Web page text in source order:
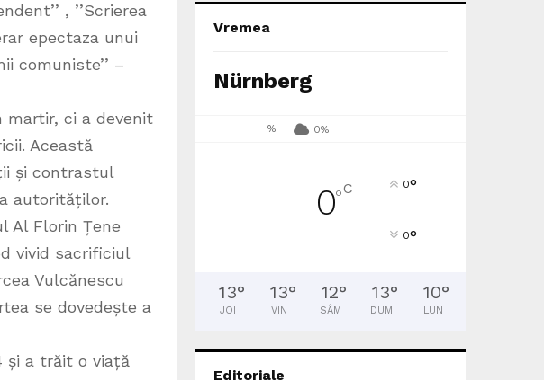
‚ ’’Scrierea
epectaza unui
comuniste’’ –
martir, ci a devenit
Această
și contrastul
autorităților.
Al Florin Țene
vivid sacrificiul
Vulcănescu
se dovedește a
și a trăit o viață
Vremea
Nürnberg
% 0%
0°C 0°
0°
13°
JOI
13°
VIN
12°
SÂM
13°
DUM
10°
LUN
Editoriale